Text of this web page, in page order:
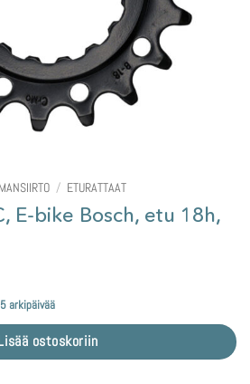
/ ETURATTAAT
E-bike Bosch, etu 18h,
arkipäivää
ostoskoriin